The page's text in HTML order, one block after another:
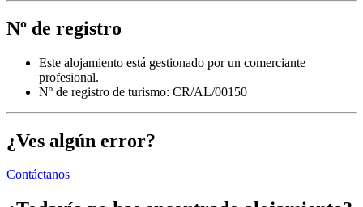
Nº de registro
Este alojamiento está gestionado por un comerciante
profesional.
Nº de registro de turismo: CR/AL/00150
¿Ves algún error?
Contáctanos